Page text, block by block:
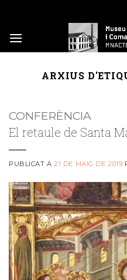
content
ARXIUS
CONFERÈNCIA
El retaule de Santa
PUBLICAT A21 DE MAIG DE 2019